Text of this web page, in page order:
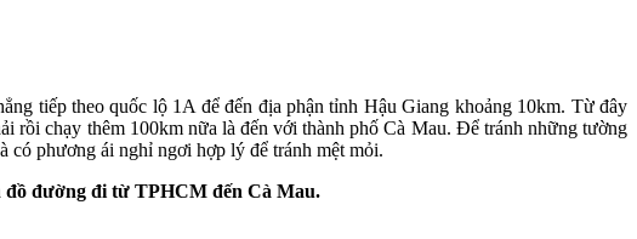
tiếp theo quốc lộ 1A để đến địa phận tỉnh Hậu Giang khoảng 10km. Từ đây
rồi chạy thêm 100km nữa là đến với thành phố Cà Mau. Để tránh những tường
có phương ái nghỉ ngơi hợp lý để tránh mệt mỏi.
đồ đường đi từ TPHCM đến Cà Mau.